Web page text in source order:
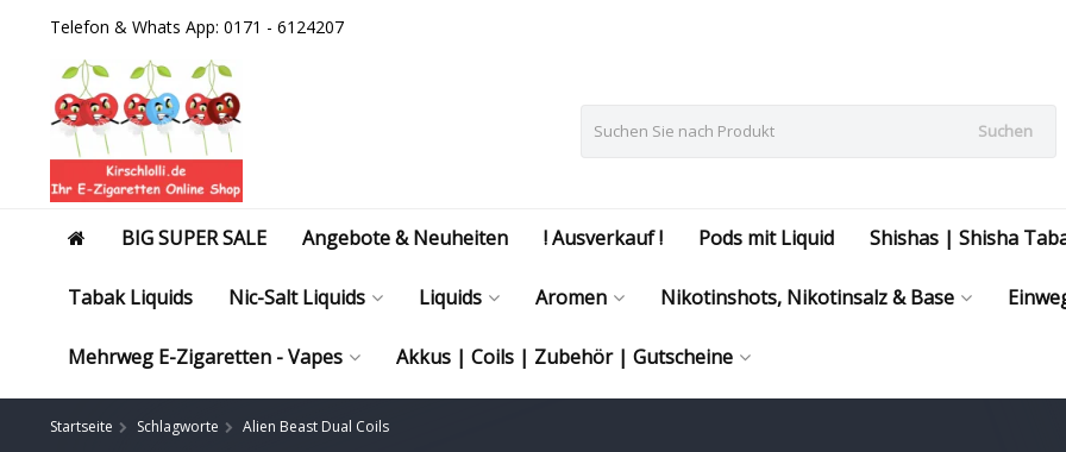
Telefon & Whats App: 0171 - 6124207
Suchen
BIG SUPER SALE Angebote & Neuheiten ! Ausverkauf ! Pods mit Liquid Shishas | Shisha
Tabak Liquids Nic-Salt Liquids Liquids Aromen Nikotinshots, Nikotinsalz & Base
Mehrweg E-Zigaretten - Vapes Akkus | Coils | Zubehör | Gutscheine
Startseite Schlagworte Alien Beast Dual Coils